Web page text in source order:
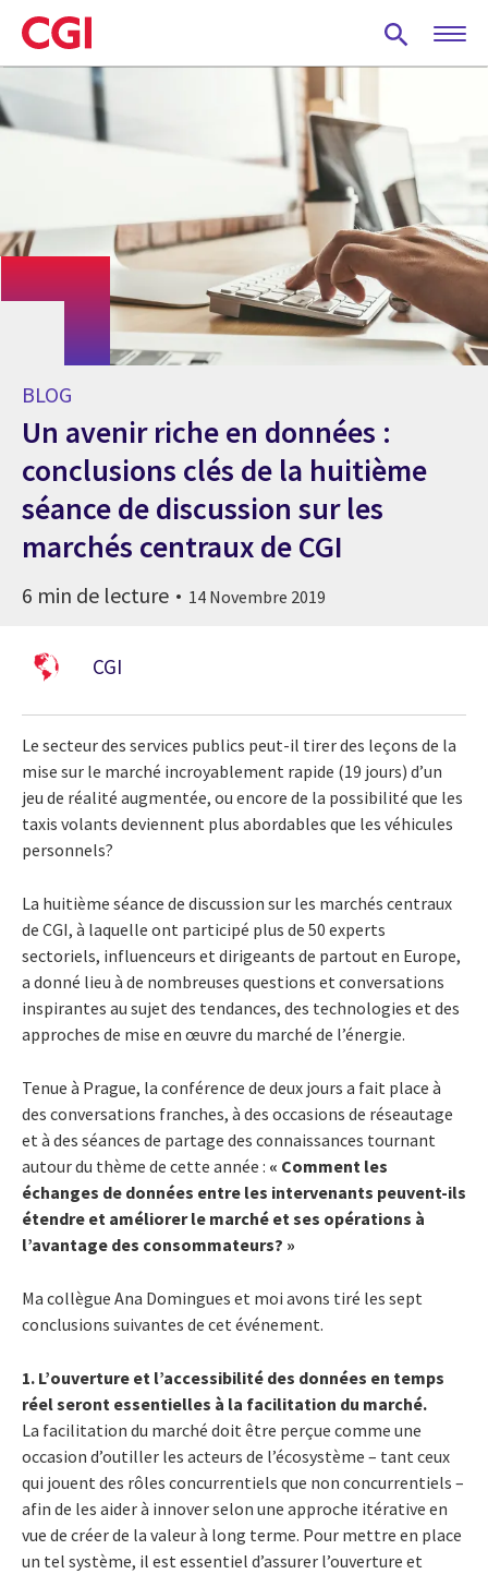
Skip
to
main
BLOG
Un avenir riche en données :
conclusions clés de la huitième
séance de discussion sur les
marchés centraux de CGI
6 min de lecture 14 Novembre 2019
CGI
Le secteur des services publics peut-il tirer des leçons de la
mise sur le marché incroyablement rapide (19 jours) d’un
jeu de réalité augmentée, ou encore de la possibilité que les
taxis volants deviennent plus abordables que les véhicules
personnels?
La huitième séance de discussion sur les marchés centraux
de CGI, à laquelle ont participé plus de 50 experts
sectoriels, influenceurs et dirigeants de partout en Europe,
a donné lieu à de nombreuses questions et conversations
inspirantes au sujet des tendances, des technologies et des
approches de mise en œuvre du marché de l’énergie.
Tenue à Prague, la conférence de deux jours a fait place à
des conversations franches, à des occasions de réseautage
et à des séances de partage des connaissances tournant
autour du thème de cette année : « Comment les
échanges de données entre les intervenants peuvent-ils
étendre et améliorer le marché et ses opérations à
l’avantage des consommateurs? »
Ma collègue Ana Domingues et moi avons tiré les sept
conclusions suivantes de cet événement.
1. L’ouverture et l’accessibilité des données en temps
réel seront essentielles à la facilitation du marché.
La facilitation du marché doit être perçue comme une
occasion d’outiller les acteurs de l’écosystème – tant ceux
qui jouent des rôles concurrentiels que non concurrentiels –
afin de les aider à innover selon une approche itérative en
vue de créer de la valeur à long terme. Pour mettre en place
un tel système, il est essentiel d’assurer l’ouverture et